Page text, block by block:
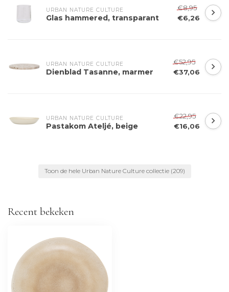
URBAN NATURE CULTURE
Glas hammered, transparant
€8,95
€6,26
URBAN NATURE CULTURE
Dienblad Tasanne, marmer
€52,95
€37,06
URBAN NATURE CULTURE
Pastakom Ateljé, beige
€22,95
€16,06
Toon de hele Urban Nature Culture collectie (209)
Recent bekeken